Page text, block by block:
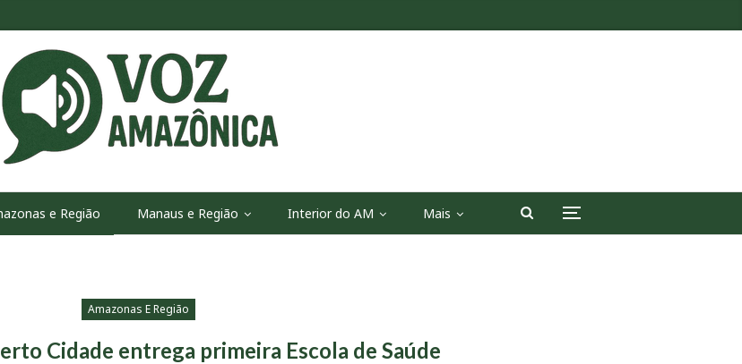
e Região Manaus e Região Interior do AM Mais
Amazonas E Região
Cidade entrega primeira Escola de Saúde